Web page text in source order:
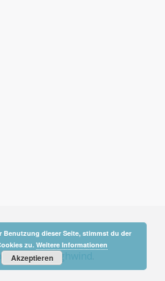
&Highwind
Benutzung dieser Seite, stimmst du der
zu. Weitere Informationen
Akzeptieren